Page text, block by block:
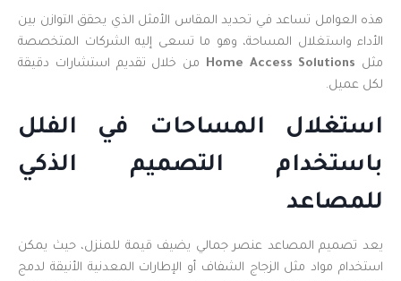
هذه العوامل تساعد في تحديد المقاس الأمثل الذي يحقق التوازن بين
الأداء واستغلال المساحة، وهو ما تسعى إليه الشركات المتخصصة
مثل Home Access Solutions من خلال تقديم استشارات دقيقة
لكل عميل.
استغلال المساحات في الفلل
باستخدام التصميم الذكي
للمصاعد
يعد تصميم المصاعد عنصر جمالي يضيف قيمة للمنزل، حيث يمكن
استخدام مواد مثل الزجاج الشفاف أو الإطارات المعدنية الأنيقة لدمج